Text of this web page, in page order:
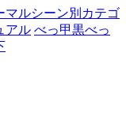
マルシーン別カテゴ
アル べっ甲黒べっ